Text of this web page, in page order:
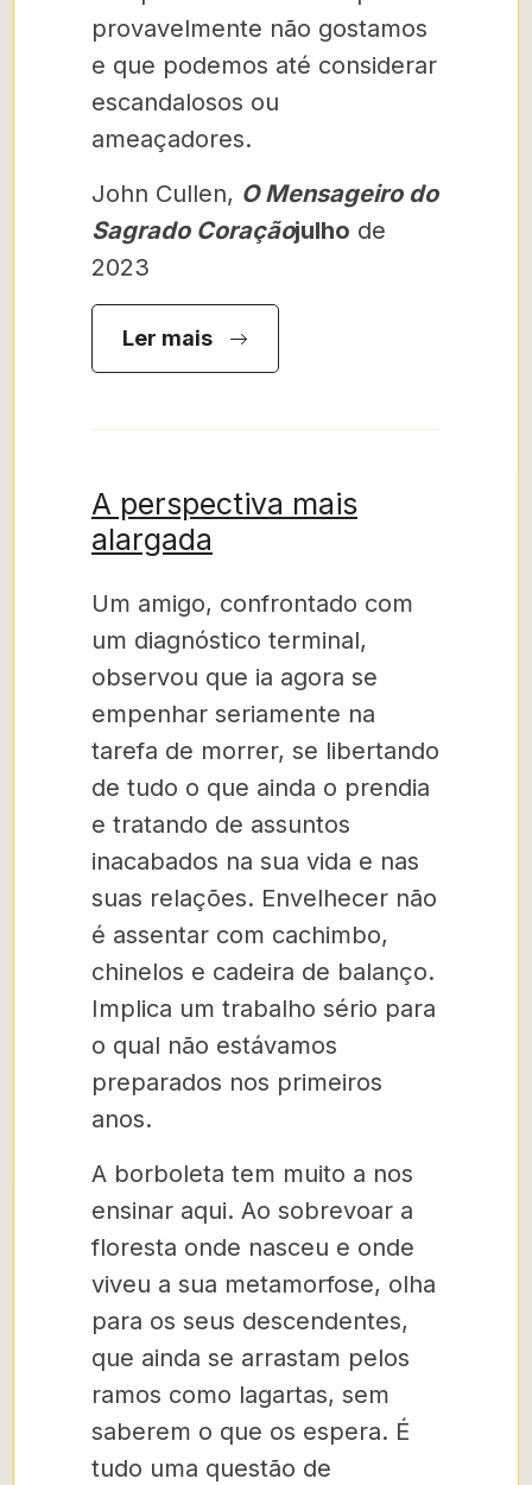
provavelmente não gostamos
e que podemos até considerar
escandalosos ou
ameaçadores.
John Cullen, O Mensageiro do
Sagrado Coraçãojulho de
2023
Ler mais
A perspectiva mais
alargada
Um amigo, confrontado com
um diagnóstico terminal,
observou que ia agora se
empenhar seriamente na
tarefa de morrer, se libertando
de tudo o que ainda o prendia
e tratando de assuntos
inacabados na sua vida e nas
suas relações. Envelhecer não
é assentar com cachimbo,
chinelos e cadeira de balanço.
Implica um trabalho sério para
o qual não estávamos
preparados nos primeiros
anos.
A borboleta tem muito a nos
ensinar aqui. Ao sobrevoar a
floresta onde nasceu e onde
viveu a sua metamorfose, olha
para os seus descendentes,
que ainda se arrastam pelos
ramos como lagartas, sem
saberem o que os espera. É
tudo uma questão de